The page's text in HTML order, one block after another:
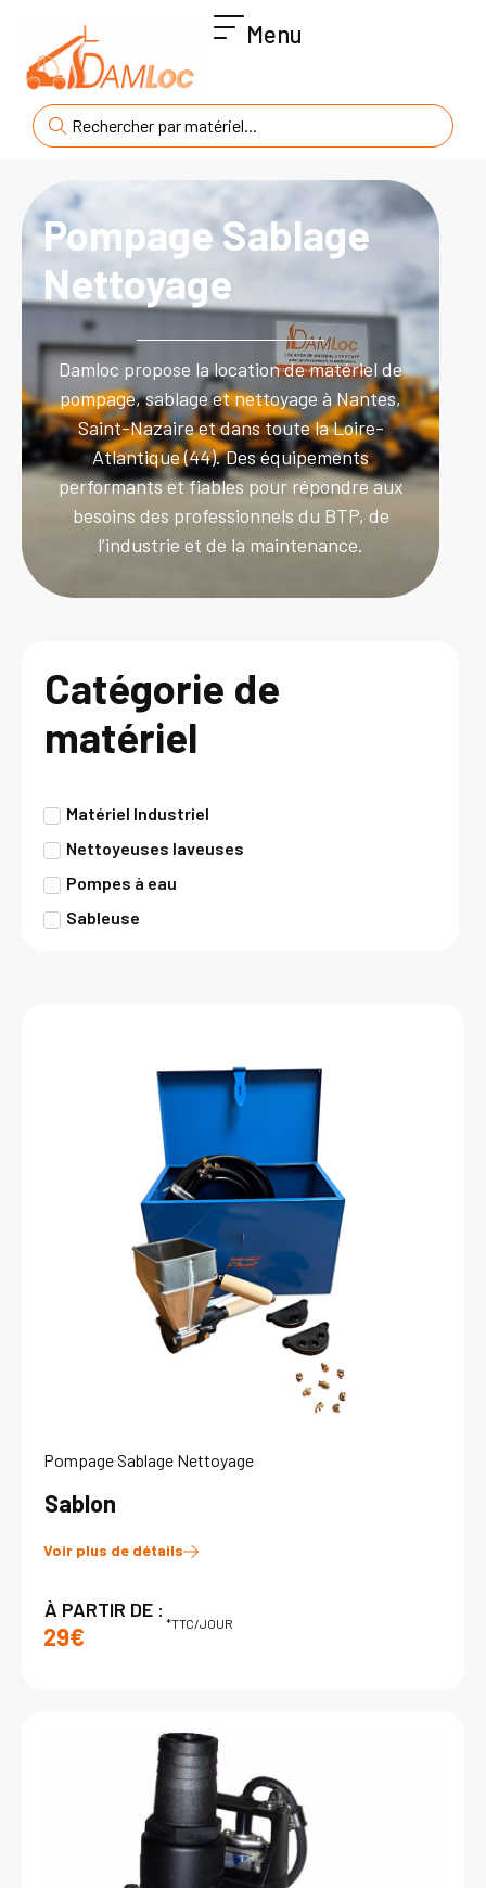
Menu
Pompage Sablage
Nettoyage
Damloc propose la location de matériel de
pompage, sablage et nettoyage à Nantes,
Saint-Nazaire et dans toute la Loire-
Atlantique (44). Des équipements
performants et fiables pour répondre aux
besoins des professionnels du BTP, de
l’industrie et de la maintenance.
Catégorie de
matériel
Matériel Industriel
Nettoyeuses laveuses
Pompes à eau
Sableuse
Pompage Sablage Nettoyage
Sablon
Voir plus de détails
À PARTIR DE :
29€ *TTC/JOUR